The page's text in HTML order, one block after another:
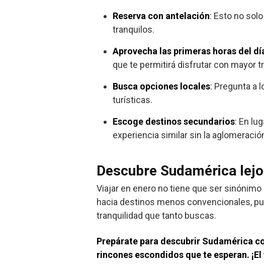
Reserva con antelación: Esto no
tranquilos.
Aprovecha las primeras horas del
que te permitirá disfrutar con mayor
Busca opciones locales: Pregunta a
turísticas.
Escoge destinos secundarios: En
experiencia similar sin la
Descubre Sudamérica
Viajar en enero no tiene que ser
hacia destinos menos convencionales,
tranquilidad que tanto buscas.
Prepárate para descubrir Sudamérica
rincones escondidos que te esperan.